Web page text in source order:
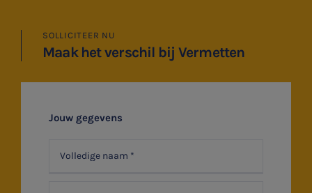
Locaties
SOLLICITEER NU
Maak het verschil bij Vermetten
Jouw gegevens